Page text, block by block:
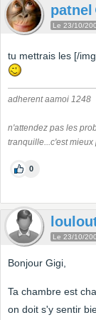
patnel
Le 23/10/
tu mettrais les [/
adherent aamoi 1248
n'attendez pas les
tranquille...c'est
0
Le 23/10/
Bonjour Gigi,
Ta chambre est
on doit s'y sentir